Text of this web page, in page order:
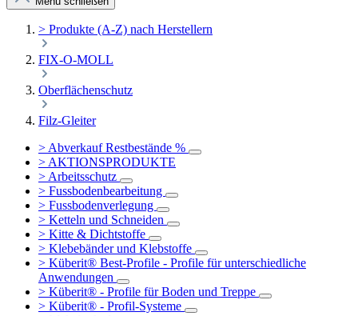
> Produkte (A-Z) nach Herstellern
FIX-O-MOLL
Oberflächenschutz
Filz-Gleiter
> Abverkauf Restbestände %
> AKTIONSPRODUKTE
> Arbeitsschutz
> Fussbodenbearbeitung
> Fussbodenverlegung
> Ketteln und Schneiden
> Kitte & Dichtstoffe
> Klebebänder und Klebstoffe
> Küberit® Best-Profile - Profile für unterschiedliche
Anwendungen
> Küberit® - Profile für Boden und Treppe
> Küberit® - Profil-Systeme